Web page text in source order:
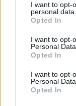
not limited to your
grant or deny
use your data for
consent section.
I want to opt-
personal data.
Opted In
I want to opt-
Personal Data.
Opted In
I want to opt-
Personal
Opted In